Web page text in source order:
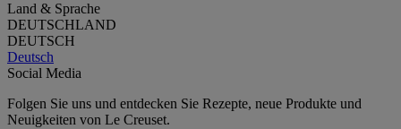
Land & Sprache
DEUTSCHLAND
DEUTSCH
Deutsch
Social Media
Folgen Sie uns und entdecken Sie Rezepte, neue Produkte und
Neuigkeiten von Le Creuset.